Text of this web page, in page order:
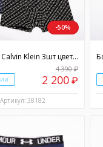
-50%
Боксеры Calvin Klein 3шт цвет разноцветный
4 390₽
2 200₽
Артикул: 38182